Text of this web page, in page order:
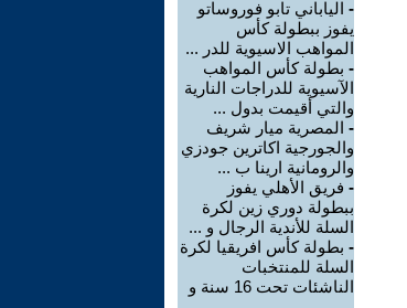
- الياباني تابو فوروساتو
يفوز ببطولة كأس
المواهب الاسيوية للدر ...
- بطولة كأس المواهب
الآسيوية للدراجات النارية
والتي أقيمت بدول ...
- المصرية ميار شريف
والجورجية اكاترين جودزي
والرومانية ارينا ب ...
- فريق الأهلي يفوز
ببطولة دوري زين لكرة
السلة للأندية الرجال و ...
- بطولة كأس افريقيا لكرة
السلة للمنتخبات
الناشئات تحت 16 سنة و